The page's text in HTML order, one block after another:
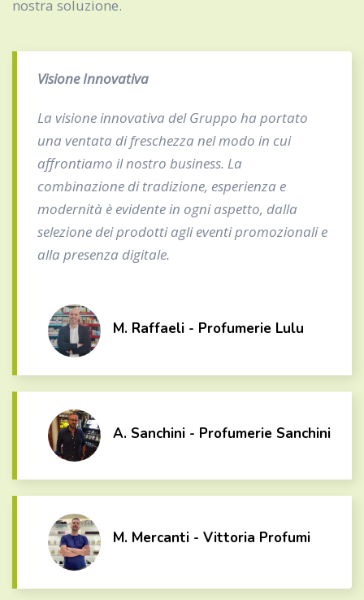
nostra soluzione.
Visione Innovativa
La visione innovativa del Gruppo ha portato
una ventata di freschezza nel modo in cui
affrontiamo il nostro business. La
combinazione di tradizione, esperienza e
modernità è evidente in ogni aspetto, dalla
selezione dei prodotti agli eventi promozionali e
alla presenza digitale.
M. Raffaeli - Profumerie Lulu
A. Sanchini - Profumerie Sanchini
M. Mercanti - Vittoria Profumi